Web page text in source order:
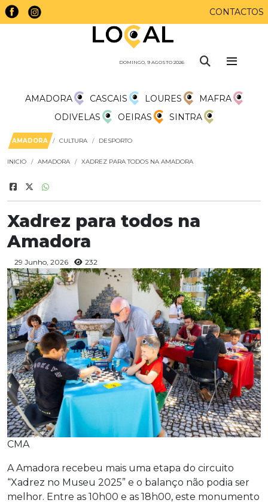
CONTACTOS
DOMINGO, 9 AGOSTO 2026
AMADORA CASCAIS LOURES
MAFRA
ODIVELAS
OEIRAS SINTRA
AMADORA CULTURA DESPORTO
INICIO AMADORA XADREZ PARA TODOS NA AMADORA
Xadrez para todos na
Amadora
29 Junho, 2026 232
CMA
A Amadora recebeu mais uma etapa do circuito
“Xadrez no Museu 2025” e o balanço não podia ser
melhor. Entre as 10h00 e as 18h00, este monumento